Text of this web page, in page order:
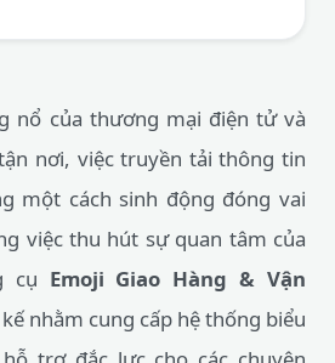
nổ của thương mại điện tử và
nơi, việc truyền tải thông tin
một cách sinh động đóng vai
việc thu hút sự quan tâm của
cụ Emoji Giao Hàng & Vận
nhằm cung cấp hệ thống biểu